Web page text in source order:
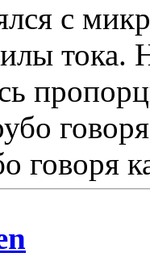
с
тока.
говоря